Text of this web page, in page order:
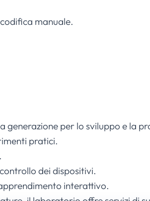
manuale.
generazione per lo sviluppo e la
pratici.
dei dispositivi.
interattivo.